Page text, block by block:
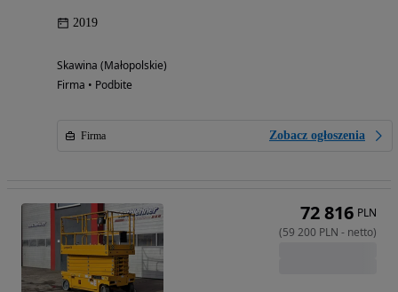
2019
Skawina (Małopolskie)
Firma • Podbite
Firma Zobacz ogłoszenia
72 816 PLN
(59 200 PLN - netto)